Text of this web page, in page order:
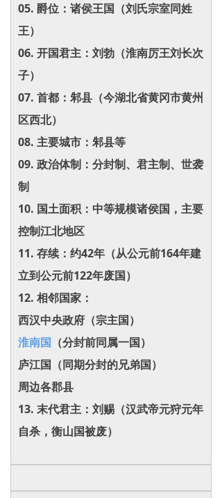
05. 爵位：诸侯王国（刘氏宗室同姓
王）
06. 开国君主：刘勃（淮南厉王刘长次
子）
07. 首都：邾县（今湖北省黄冈市黄州
区西北）
08. 主要城市：邾县等
09. 政治体制：分封制、君主制、世袭
制
10. 国土面积：中等规模诸侯国，主要
控制江北地区
11. 存续：约42年（从公元前164年建
立到公元前122年废国）
12. 相邻国家：
西汉中央政府（宗主国）
淮南国 （分封前同属一国）
庐江国（同期分封的兄弟国）
周边各郡县
13. 末代君主：刘赐（汉武帝元狩元年
自杀，衡山国被废）